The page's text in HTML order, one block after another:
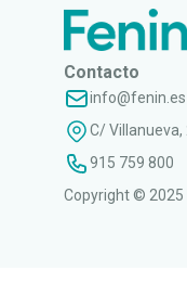
Contacto
info@fenin.es
C/ Villanueva,
915 759 800
Copyright © 2025